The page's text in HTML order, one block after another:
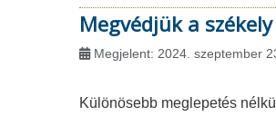
Megvédjük a
Megjelent: 2024. szeptember
Különösebb meglepetés